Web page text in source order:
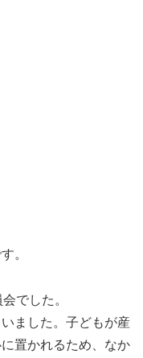
。
でした。
ました。子どもが産
置かれるため、なか